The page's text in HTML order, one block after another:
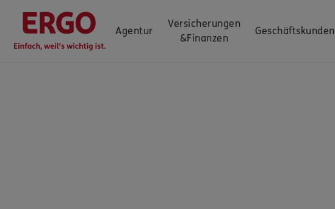
Agentur
Versicherungen
&Finanzen
Geschäftskunden